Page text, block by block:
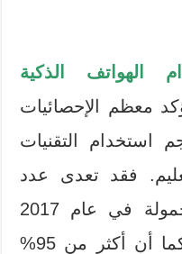
الهواتف الذكية
معظم الإحصائيات
استخدام التقنيات
فقد تعدى عدد
مستخدمي الهواتف المحمولة في عام 2017
خمسة ملايير مستخدم، كما أن أكثر من 95%